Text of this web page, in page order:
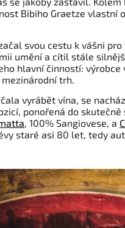
Bibiho Graetze vlastní
svou cestu k vášni
umění a cítil stále
hlavní činností: výrobce
trh.
vyrábět vína, se
ponořená do
, 100% Sangiovese, a
staré asi 80 let, tedy